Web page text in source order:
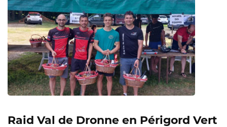
Raid Val de Dronne en Périgord Vert